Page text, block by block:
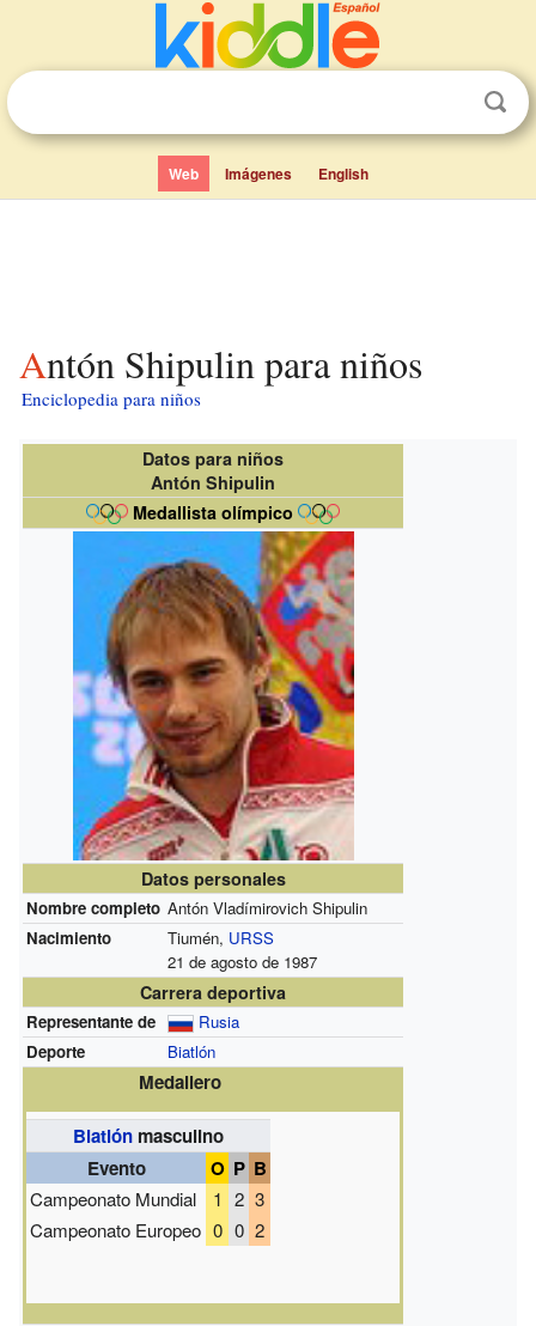
Web Imágenes English
Antón Shipulin para niños
Enciclopedia para niños
Datos para niños
Antón Shipulin
Medallista olímpico
Datos personales
Nombre completo Antón Vladímirovich Shipulin
Nacimiento
Tiumén, URSS
21 de agosto de 1987
Carrera deportiva
Representante de
Rusia
Deporte
Biatlón
Medallero
Biatlón masculino
Evento
O P B
Campeonato Mundial 1 2 3
Campeonato Europeo 0 0 2